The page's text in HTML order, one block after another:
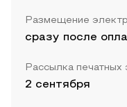
Размещение
сразу после
Рассылка печатных
2 сентября